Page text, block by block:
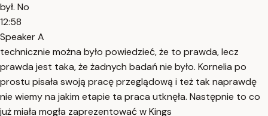
był. No
12:58
Speaker A
technicznie można było powiedzieć, że to prawda, lecz
prawda jest taka, że żadnych badań nie było. Kornelia po
prostu pisała swoją pracę przeglądową i też tak naprawdę
nie wiemy na jakim etapie ta praca utknęła. Następnie to co
już miała mogła zaprezentować w Kings